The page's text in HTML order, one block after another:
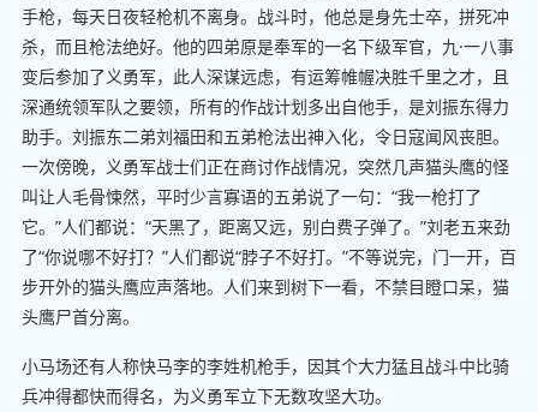
手枪，每天日夜轻枪机不离身。战斗时，他总是身先士卒，拼死冲
杀，而且枪法绝好。他的四弟原是奉军的一名下级军官，九·一八事
变后参加了义勇军，此人深谋远虑，有运筹帷幄决胜千里之才，且
深通统领军队之要领，所有的作战计划多出自他手，是刘振东得力
助手。刘振东二弟刘福田和五弟枪法出神入化，令日寇闻风丧胆。
一次傍晚，义勇军战士们正在商讨作战情况，突然几声猫头鹰的怪
叫让人毛骨悚然，平时少言寡语的五弟说了一句：“我一枪打了
它。”人们都说：“天黑了，距离又远，别白费子弹了。”刘老五来劲
了“你说哪不好打？”人们都说“脖子不好打。”不等说完，门一开，百
步开外的猫头鹰应声落地。人们来到树下一看，不禁目瞪口呆，猫
头鹰尸首分离。
小马场还有人称快马李的李姓机枪手，因其个大力猛且战斗中比骑
兵冲得都快而得名，为义勇军立下无数攻坚大功。